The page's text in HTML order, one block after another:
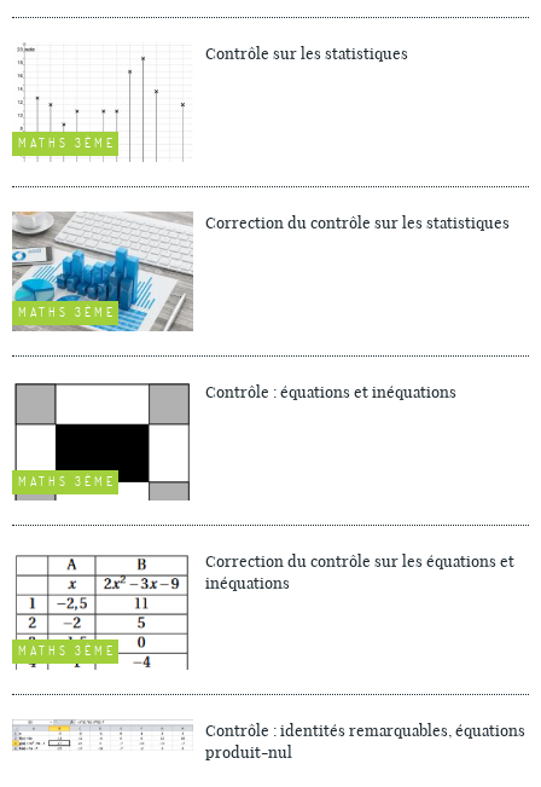
MATHS 3ÈME
Contrôle sur les statistiques
MATHS 3ÈME
Correction du contrôle sur les statistiques
MATHS 3ÈME
Contrôle : équations et inéquations
MATHS 3ÈME
Correction du contrôle sur les équations et
inéquations
Contrôle : identités remarquables, équations
produit-nul